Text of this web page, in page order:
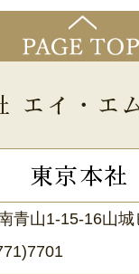
エイ・エ
東京本社
青山1-15-16山城